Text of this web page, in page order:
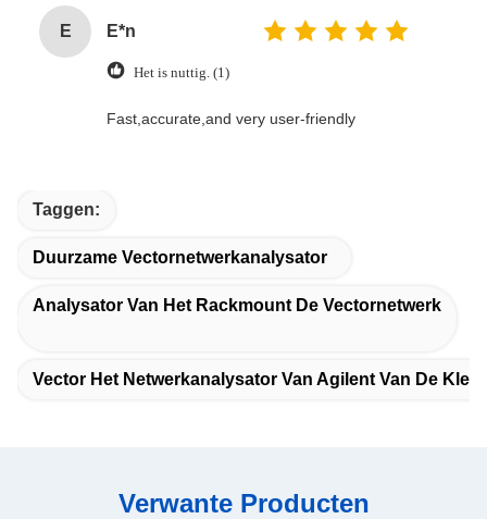
E E*n
Het is nuttig. (1)
Fast,accurate,and very user-friendly
Taggen:
Duurzame Vectornetwerkanalysator
Analysator Van Het Rackmount De Vectornetwerk
Vector Het Netwerkanalysator Van Agilent Van De
Verwante Producten